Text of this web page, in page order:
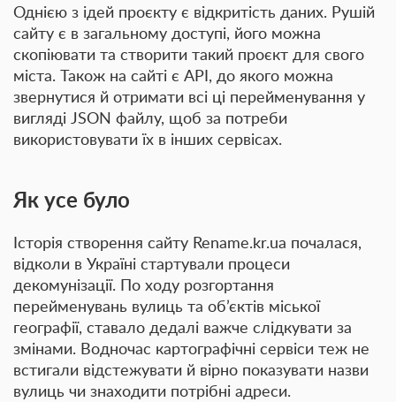
Однією з ідей проєкту є відкритість даних. Рушій
сайту є в загальному доступі, його можна
скопіювати та створити такий проєкт для свого
міста. Також на сайті є API, до якого можна
звернутися й отримати всі ці перейменування у
вигляді JSON файлу, щоб за потреби
використовувати їх в інших сервісах.
Як усе було
Історія створення сайту Rename.kr.ua почалася,
відколи в Україні стартували процеси
декомунізації. По ходу розгортання
перейменувань вулиць та об’єктів міської
географії, ставало дедалі важче слідкувати за
змінами. Водночас картографічні сервіси теж не
встигали відстежувати й вірно показувати назви
вулиць чи знаходити потрібні адреси.